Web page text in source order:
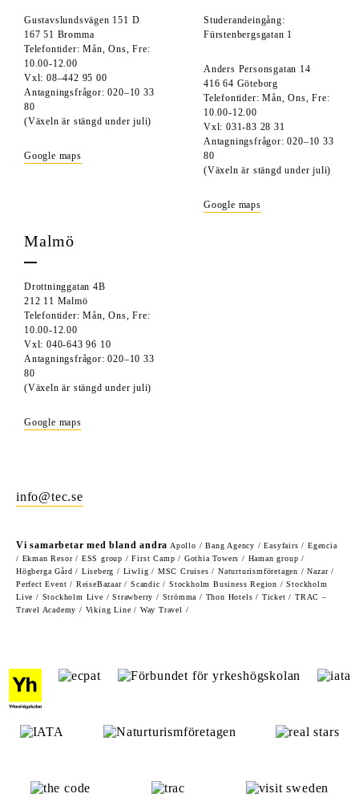
Gustavslundsvägen 151 D
167 51 Bromma
Telefontider: Mån, Ons, Fre:
10.00-12.00
Vxl: 08–442 95 00
Antagningsfrågor: 020–10 33
80
(Växeln är stängd under juli)
Google maps
Studerandeingång:
Fürstenbergsgatan 1
Anders Personsgatan 14
416 64 Göteborg
Telefontider: Mån, Ons, Fre:
10.00-12.00
Vxl: 031-83 28 31
Antagningsfrågor: 020–10 33
80
(Växeln är stängd under juli)
Google maps
Malmö
Drottninggatan 4B
212 11 Malmö
Telefontider: Mån, Ons, Fre:
10.00-12.00
Vxl: 040-643 96 10
Antagningsfrågor: 020–10 33
80
(Växeln är stängd under juli)
Google maps
info@tec.se
Vi samarbetar med bland andra Apollo / Bang Agency / Easyfairs / Egencia
/ Ekman Resor / ESS group / First Camp / Gothia Towers / Haman group /
Högberga Gård / Liseberg / Liwlig / MSC Cruises / Naturturismföretagen / Nazar /
Perfect Event / ReiseBazaar / Scandic / Stockholm Business Region / Stockholm
Live / Stockholm Live / Strawberry / Strömma / Thon Hotels / Ticket / TRAC –
Travel Academy / Viking Line / Way Travel /